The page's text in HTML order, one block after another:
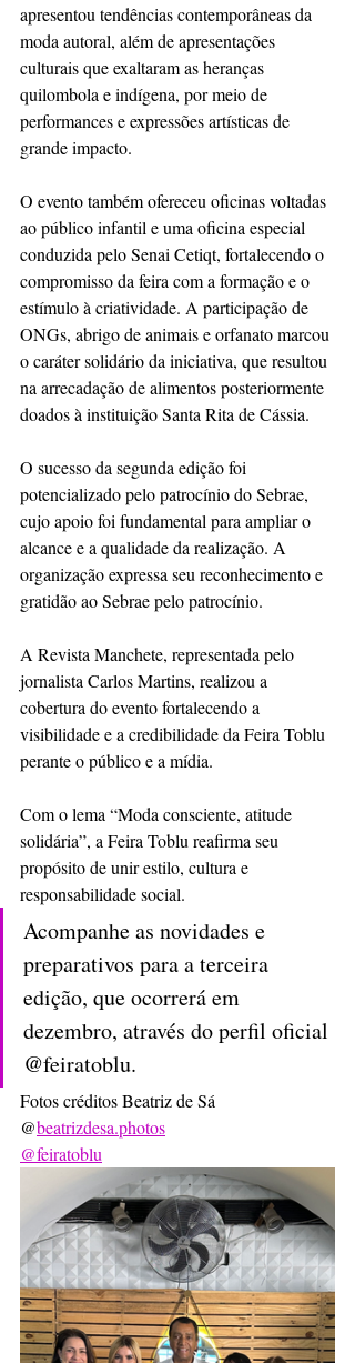
apresentou tendências contemporâneas da
moda autoral, além de apresentações
culturais que exaltaram as heranças
quilombola e indígena, por meio de
performances e expressões artísticas de
grande impacto.
O evento também ofereceu oficinas voltadas
ao público infantil e uma oficina especial
conduzida pelo Senai Cetiqt, fortalecendo o
compromisso da feira com a formação e o
estímulo à criatividade. A participação de
ONGs, abrigo de animais e orfanato marcou
o caráter solidário da iniciativa, que resultou
na arrecadação de alimentos posteriormente
doados à instituição Santa Rita de Cássia.
O sucesso da segunda edição foi
potencializado pelo patrocínio do Sebrae,
cujo apoio foi fundamental para ampliar o
alcance e a qualidade da realização. A
organização expressa seu reconhecimento e
gratidão ao Sebrae pelo patrocínio.
A Revista Manchete, representada pelo
jornalista Carlos Martins, realizou a
cobertura do evento fortalecendo a
visibilidade e a credibilidade da Feira Toblu
perante o público e a mídia.
Com o lema “Moda consciente, atitude
solidária”, a Feira Toblu reafirma seu
propósito de unir estilo, cultura e
responsabilidade social.
Acompanhe as novidades e
preparativos para a terceira
edição, que ocorrerá em
dezembro, através do perfil oficial
@feiratoblu.
Fotos créditos Beatriz de Sá
@beatrizdesa.photos
@feiratoblu